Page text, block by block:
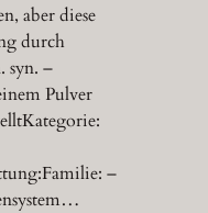
aber diese
durch
syn. –
Pulver
–